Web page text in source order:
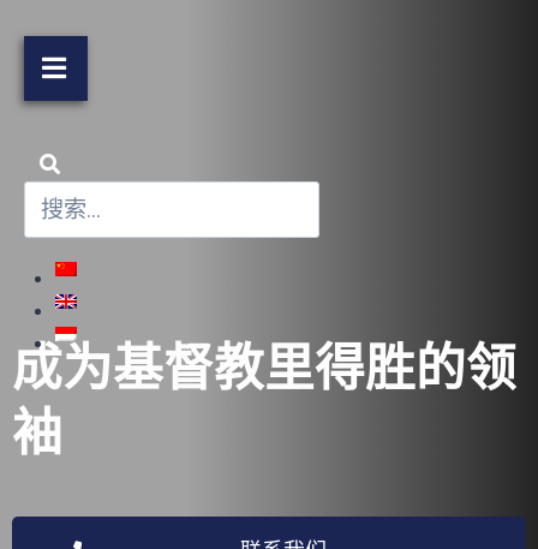
成为基督教里得胜的领
袖